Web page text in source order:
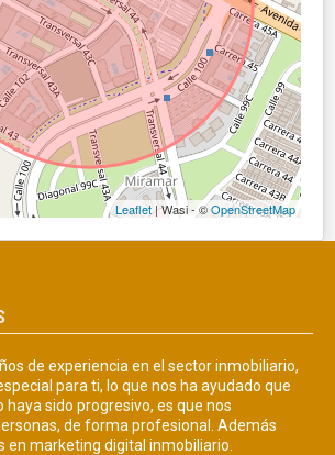
Leaflet| Wasi - ©OpenStreetMap
de experiencia en el sector inmobiliario,
para ti, lo que nos ha ayudado que
sido progresivo, es que nos
de forma profesional. Además
en marketing digital inmobiliario.